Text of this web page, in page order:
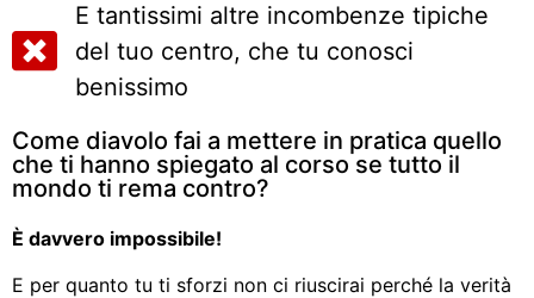
E tantissimi altre incombenze tipiche
del tuo centro, che tu conosci
benissimo
Come diavolo fai a mettere in pratica quello
che ti hanno spiegato al corso se tutto il
mondo ti rema contro?
È davvero impossibile!
E per quanto tu ti sforzi non ci riuscirai perché la verità